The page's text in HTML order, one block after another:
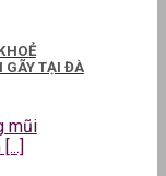
GÃY TẠI ĐÀ
mũi